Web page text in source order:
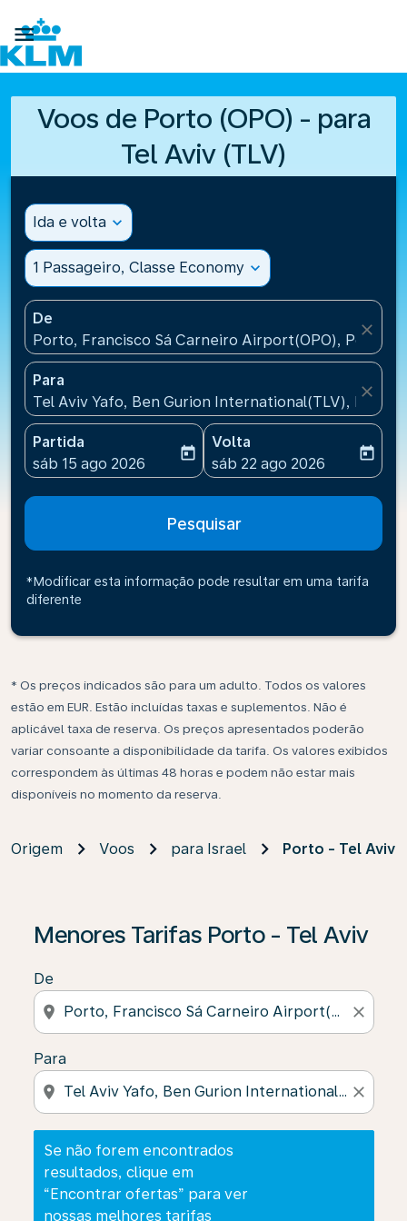

Voos de Porto (OPO) - para
Tel Aviv (TLV)
Ida e volta expand_more
1 Passageiro, Classe Economy expand_more
De
Porto, Francisco Sá Carneiro Airport(OPO), Portugal
close
Para
Tel Aviv Yafo, Ben Gurion International(TLV), Israel
close
Partida
fc-booking-departure-date-aria-label
sáb 15 ago 2026
today
Volta
fc-booking-return-date-
sáb 22 ago 2026
today
Pesquisar
*Modificar esta informação pode resultar em uma tarifa
diferente
* Os preços indicados são para um adulto. Todos os valores
estão em EUR. Estão incluídas taxas e suplementos. Não é
aplicável taxa de reserva. Os preços apresentados poderão
variar consoante a disponibilidade da tarifa. Os valores exibidos
correspondem às últimas 48 horas e podem não estar mais
disponíveis no momento da reserva.
Origem Voos para Israel Porto - Tel Aviv
Menores Tarifas Porto - Tel Aviv
De
location_on close
Para
location_on close
Se não forem encontrados
resultados, clique em
“Encontrar ofertas” para ver
nossas melhores tarifas
Se não forem encontrados resultados, clique em